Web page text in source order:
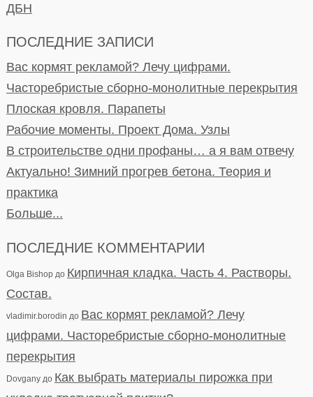
ДБН
ПОСЛЕДНИЕ ЗАПИСИ
Вас кормят рекламой? Лечу цифрами.
Часторебристые сборно-монолитные перекрытия
Плоская кровля. Парапеты
Рабочие моменты. Проект Дома. Узлы
В строительстве одни профаны… а я вам отвечу
Актуально! Зимний прогрев бетона. Теория и
практика
Больше...
ПОСЛЕДНИЕ КОММЕНТАРИИ
Olga Bishopдо Кирпичная кладка. Часть 4. Растворы.
Состав.
vladimir.borodin до Вас кормят рекламой? Лечу
цифрами. Часторебристые сборно-монолитные
перекрытия
Dovganyдо Как выбрать материалы пирожка при